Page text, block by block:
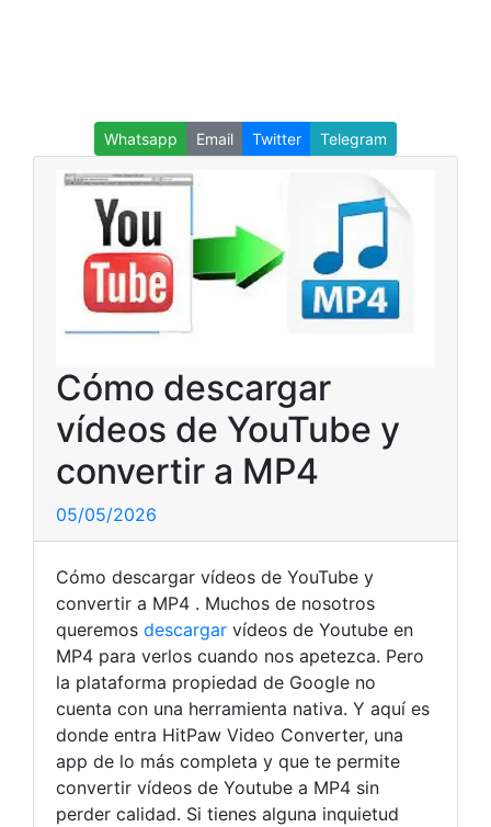
Whatsapp Email Twitter Telegram
Cómo descargar
vídeos de YouTube y
convertir a MP4
05/05/2026
Cómo descargar vídeos de YouTube y
convertir a MP4 . Muchos de nosotros
queremos descargar vídeos de Youtube en
MP4 para verlos cuando nos apetezca. Pero
la plataforma propiedad de Google no
cuenta con una herramienta nativa. Y aquí es
donde entra HitPaw Video Converter, una
app de lo más completa y que te permite
convertir vídeos de Youtube a MP4 sin
perder calidad. Si tienes alguna inquietud